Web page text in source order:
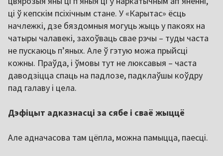
ці ў кепскім псіхічным стане. У «Карытас» ёсць
начлежкі, дзе бяздомныя могуць жыць у пакоях на
чатыры чалавекі, захоўваць свае рэчы – туды часта
не пускаюць п’яных. Але ў гэтую можа прыйсці
кожны. Праўда, і ўмовы тут не люксавыя – часта
даводзіцца спаць на падлозе, падклаўшы коўдру
пад галаву і цела.
Дэфіцыт адказнасці за сябе і сваё жыццё
Але адначасова там цёпла, можна памыцца, паесці.